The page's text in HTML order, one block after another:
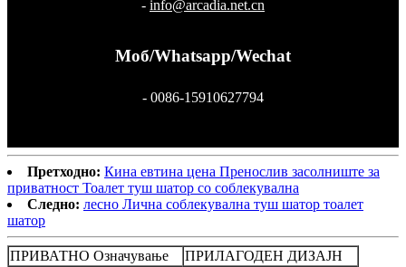
- info@arcadia.net.cn
Моб/Whatsapp/Wechat
- 0086-15910627794
Претходно: Кина евтина цена Пренослив засолниште за
приватност Тоалет туш шатор со соблекувална
Следно: лесно Лична соблекувална туш шатор тоалет
шатор
ПРИВАТНО Означување
ПРИЛАГОДЕН ДИЗАЈН